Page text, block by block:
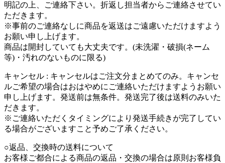
明記の上、ご連絡下さい。折返し担当者からご連絡させてい
ただきます。
※事前のご連絡なしに商品を返送はご遠慮いただけますよう
お願い申し上げます。
商品は開封していても大丈夫です。(未洗濯・破損(ネーム
等)・汚れのないものに限る)
キャンセル : キャンセルはご注文分まとめてのみ。キャンセ
ルご希望の場合はおはやめにご連絡いただけますようお願い
申し上げます。発送前は無条件。発送完了後は送料のみいた
だきます。
※ご連絡いただくタイミングにより発送手続きが完了してい
る場合がございますこと予めご了承ください。
○返品、交換時の送料について
お客様ご都合による商品の返品・交換の場合は原則お客様負